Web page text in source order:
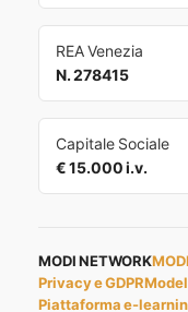
REA Venezia
N. 278415
Capitale Sociale
€ 15.000 i.v.
MODI NETWORK
Privacy e GDPR
Piattaforma e-